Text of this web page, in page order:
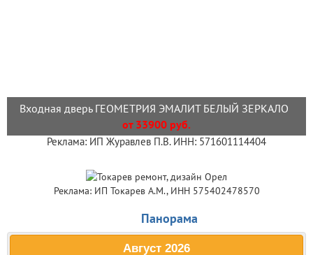
Входная дверь ГЕОМЕТРИЯ ЭМАЛИТ БЕЛЫЙ ЗЕРКАЛО
от 33900 руб.
Реклама: ИП Журавлев П.В. ИНН: 571601114404
Реклама: ИП Токарев А.М., ИНН 575402478570
Панорама
Август 2026